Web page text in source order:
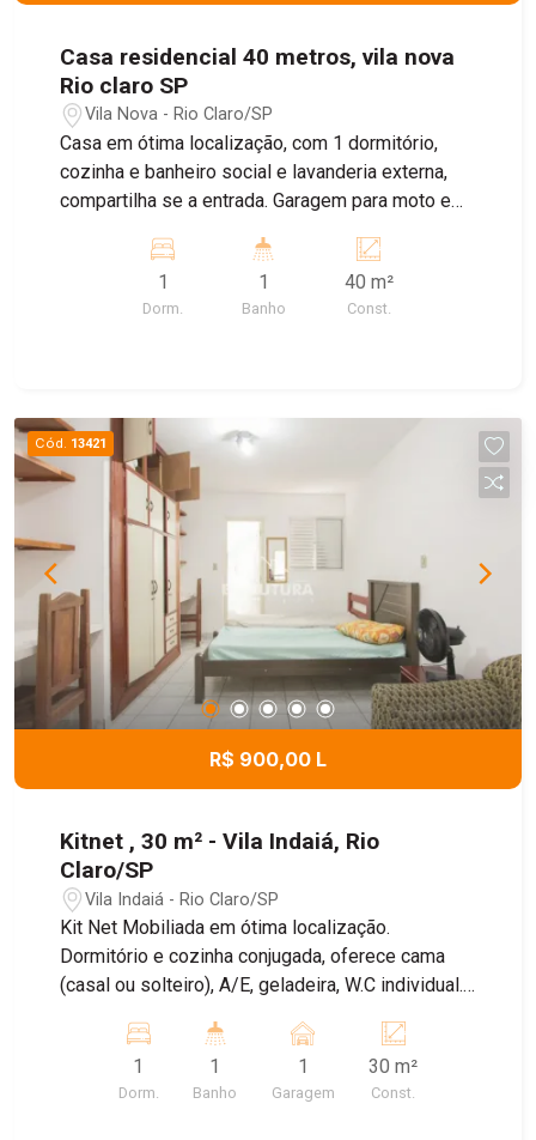
Casa residencial 40 metros, vila nova
Rio claro SP
Vila Nova - Rio Claro/SP
Casa em ótima localização, com 1 dormitório,
cozinha e banheiro social e lavanderia externa,
compartilha se a entrada. Garagem para moto e
1
Dorm.
1
Banho
40 m²
Const.
Cód. 13421
R$ 900,00 L
Kitnet , 30 m² - Vila Indaiá, Rio
Claro/SP
Vila Indaiá - Rio Claro/SP
Kit Net Mobiliada em ótima localização.
Dormitório e cozinha conjugada, oferece cama
(casal ou solteiro), A/E, geladeira, W.C individual.
carro, agua e IPTU incluso. Energia a parte.
1
Dorm.
1
Banho
1
Garagem
30 m²
Const.